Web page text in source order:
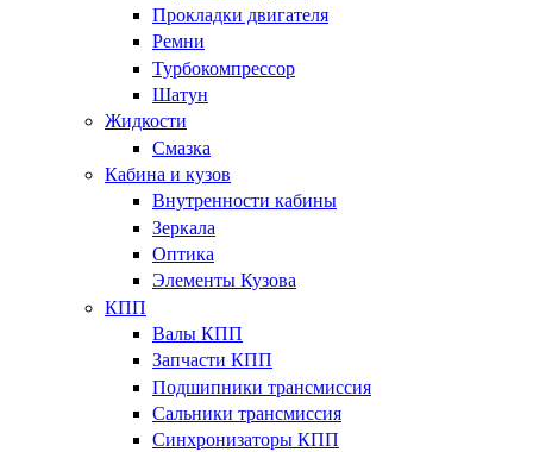
Прокладки двигателя
Ремни
Турбокомпрессор
Шатун
Жидкости
Смазка
Кабина и кузов
Внутренности кабины
Зеркала
Оптика
Элементы Кузова
КПП
Валы КПП
Запчасти КПП
Подшипники трансмиссия
Сальники трансмиссия
Синхронизаторы КПП